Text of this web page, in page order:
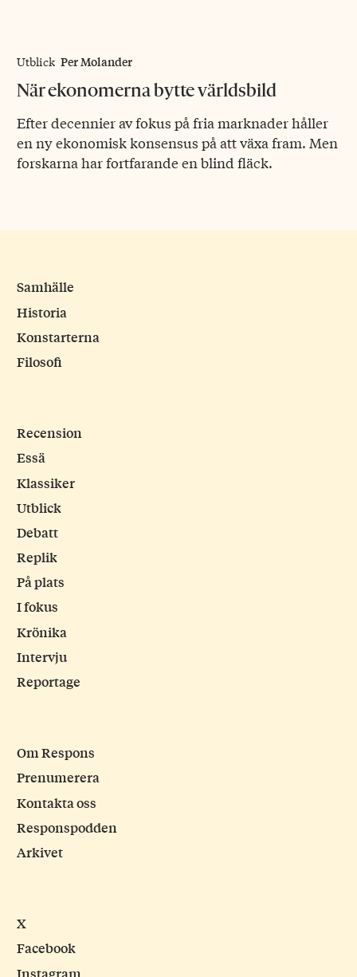
Utblick Per Molander
När ekonomerna bytte världsbild
Efter decennier av fokus på fria marknader håller
en ny ekonomisk konsensus på att växa fram. Men
forskarna har fortfarande en blind fläck.
Samhälle
Historia
Konstarterna
Filosofi
Recension
Essä
Klassiker
Utblick
Debatt
Replik
På plats
I fokus
Krönika
Intervju
Reportage
Om Respons
Prenumerera
Kontakta oss
Responspodden
Arkivet
X
Facebook
Instagram